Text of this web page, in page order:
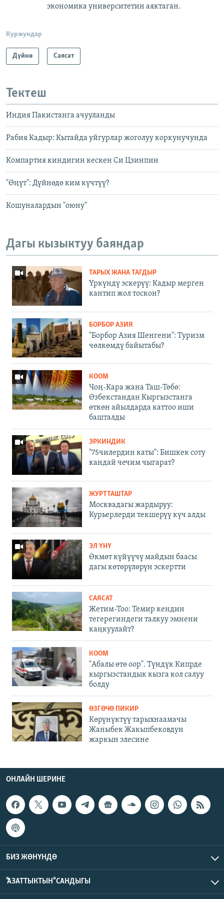
экономика университетин аяктаган.
Куржундар
Дүйнө Саясат
Тектеш
Индия Пакистанга ачууланды
Рабия Кадыр: Кытайда уйгурлар жоголуу коркунучунда
Компартия киндигин кескен Си Цзинпин
"Өңүт": Дүйнөдө ким күчтүү?
Кошуналардын "оюну"
Дагы кызыктуу баяндар
ТАРЫХ ЖАНА ТАГДЫР
Үркүндү эскерүү: Кадыр мерген
кантип жол тоскон?
БОРБОР АЗИЯ
"Борбор Азия Шенгени": Туризм
чөлкөмдү байытабы?
КООМ
Чоң-Кара жана Таш-Төбө:
Өзбекстандан Кыргызстанга
өткөн айылдарда каттоо иши
башталды
ЭРКИНДИК
"75чилердин каты": Бишкек соту
кандай чечим чыгарат?
ЖУРТТАШТАР
Москвадагы жардыруу:
Курьерлерди текшерүү күч алды
ЭЛ ҮНҮ
Өкмөт күйүүчү майдын баасы
дагы көтөрүлөрүн эскертти
САЯСАТ
Жетим-Тоо: Темир кендин
тегерегиндеги талкуу эмнени
каңкуулайт?
КООМ
"Абалы өтө оор". Түндүк Кипрде
кыргызстандык кызга кол салуу
болду
ӨЗГӨЧӨ ПИКИР
Көрүнүктүү тарыхнаамачы
Жаныбек Жакыпбековдун
жаркын элесине
ОНЛАЙН ШЕРИНЕ
БИЗ ЖӨНҮНДӨ
"АЗАТТЫКТЫН" САНДЫГЫ